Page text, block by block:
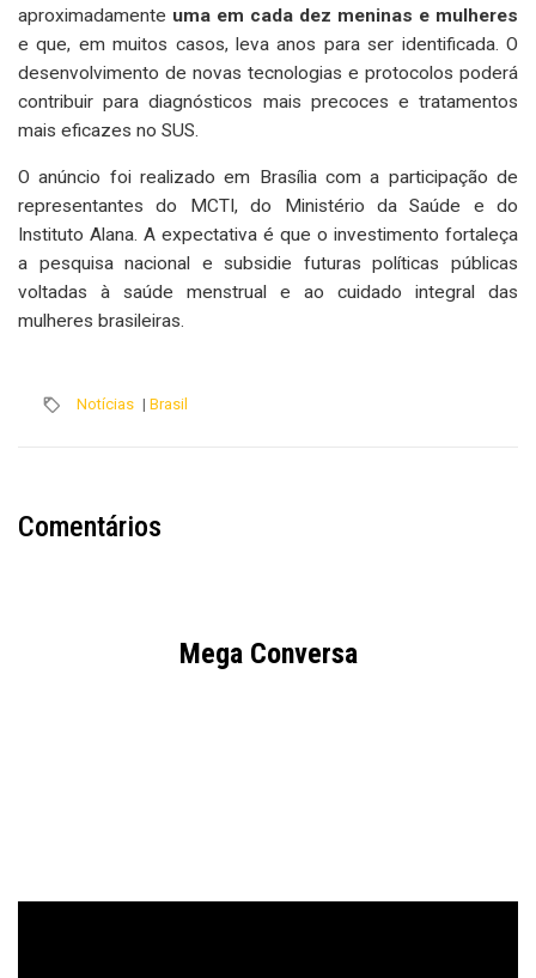
aproximadamente uma em cada dez meninas e mulheres
e que, em muitos casos, leva anos para ser identificada. O
desenvolvimento de novas tecnologias e protocolos poderá
contribuir para diagnósticos mais precoces e tratamentos
mais eficazes no SUS.
O anúncio foi realizado em Brasília com a participação de
representantes do MCTI, do Ministério da Saúde e do
Instituto Alana. A expectativa é que o investimento fortaleça
a pesquisa nacional e subsidie futuras políticas públicas
voltadas à saúde menstrual e ao cuidado integral das
mulheres brasileiras.
Notícias | Brasil
Comentários
Mega Conversa